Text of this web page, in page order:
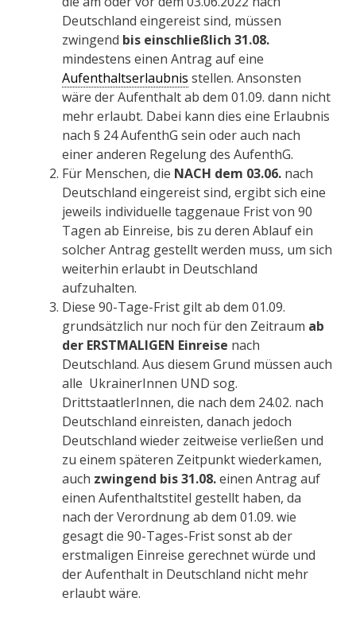
Deutschland eingereist sind, müssen
zwingend bis einschließlich 31.08.
mindestens einen Antrag auf eine
Aufenthaltserlaubnis stellen. Ansonsten
wäre der Aufenthalt ab dem 01.09. dann nicht
mehr erlaubt. Dabei kann dies eine Erlaubnis
nach § 24 AufenthG sein oder auch nach
einer anderen Regelung des AufenthG.
Für Menschen, die NACH dem 03.06. nach
Deutschland eingereist sind, ergibt sich eine
jeweils individuelle taggenaue Frist von 90
Tagen ab Einreise, bis zu deren Ablauf ein
solcher Antrag gestellt werden muss, um sich
weiterhin erlaubt in Deutschland
aufzuhalten.
Diese 90-Tage-Frist gilt ab dem 01.09.
grundsätzlich nur noch für den Zeitraum ab
der ERSTMALIGEN Einreise nach
Deutschland. Aus diesem Grund müssen auch
alle UkrainerInnen UND sog.
DrittstaatlerInnen, die nach dem 24.02. nach
Deutschland einreisten, danach jedoch
Deutschland wieder zeitweise verließen und
zu einem späteren Zeitpunkt wiederkamen,
auch zwingend bis 31.08.einen Antrag auf
einen Aufenthaltstitel gestellt haben, da
nach der Verordnung ab dem 01.09. wie
gesagt die 90-Tages-Frist sonst ab der
erstmaligen Einreise gerechnet würde und
der Aufenthalt in Deutschland nicht mehr
erlaubt wäre.